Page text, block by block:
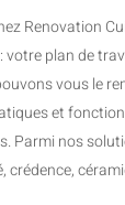
Renovation
votre plan de
vous le
et
Parmi nos